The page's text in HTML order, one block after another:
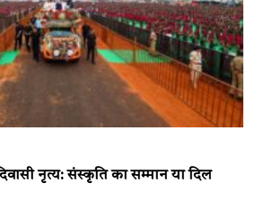
नृत्य: संस्कृति का सम्मान या दिल